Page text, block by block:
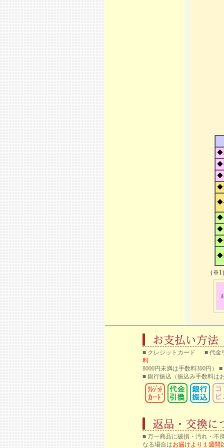
◆
◆
◆
◆
◆
◆
◆
◆
◆
（
■ クレジットカード ■ 代金
料
8000円未満は手数料300円）
■ 銀行振込 （振込み手数料は
■ 万一商品に破損・汚れ・不
なる場合はお届けより１週間